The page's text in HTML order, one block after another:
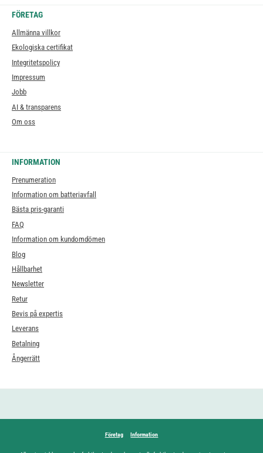
FÖRETAG
Allmänna villkor
Ekologiska certifikat
Integritetspolicy
Impressum
Jobb
AI & transparens
Om oss
INFORMATION
Prenumeration
Information om batteriavfall
Bästa pris-garanti
FAQ
Information om kundomdömen
Blog
Hållbarhet
Newsletter
Retur
Bevis på expertis
Leverans
Betalning
Ångerrätt
Företag Information